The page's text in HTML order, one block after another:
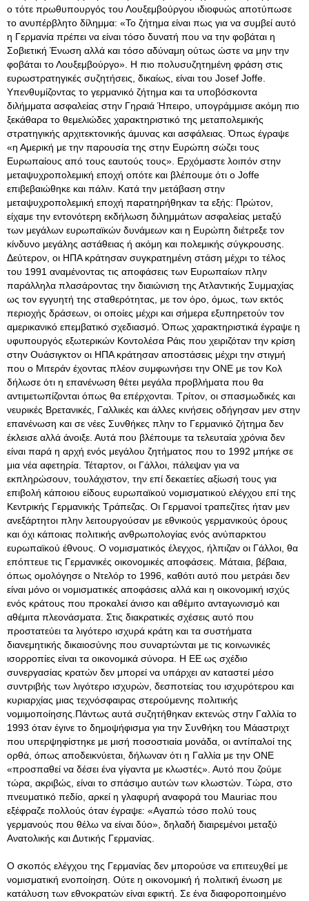
ο τότε πρωθυπουργός του Λουξεμβούργου ιδιοφυώς αποτύπωσε
το ανυπέρβλητο δίλημμα: «Το ζήτημα είναι πως για να συμβεί αυτό
η Γερμανία πρέπει να είναι τόσο δυνατή που να την φοβάται η
Σοβιετική Ένωση αλλά και τόσο αδύναμη ούτως ώστε να μην την
φοβάται το Λουξεμβούργο». Η πιο πολυσυζητημένη φράση στις
ευρωστρατηγικές συζητήσεις, δικαίως, είναι του Josef Joffe.
Υπενθυμίζοντας το γερμανικό ζήτημα και τα υποβόσκοντα
διλήμματα ασφαλείας στην Γηραιά Ήπειρο, υπογράμμισε ακόμη πιο
ξεκάθαρα το θεμελιώδες χαρακτηριστικό της μεταπολεμικής
στρατηγικής αρχιτεκτονικής άμυνας και ασφάλειας. Όπως έγραψε
«η Αμερική με την παρουσία της στην Ευρώπη σώζει τους
Ευρωπαίους από τους εαυτούς τους». Ερχόμαστε λοιπόν στην
μεταψυχροπολεμική εποχή οπότε και βλέπουμε ότι ο Joffe
επιβεβαιώθηκε και πάλιν. Κατά την μετάβαση στην
μεταψυχροπολεμική εποχή παρατηρήθηκαν τα εξής: Πρώτον,
είχαμε την εντονότερη εκδήλωση διλημμάτων ασφαλείας μεταξύ
των μεγάλων ευρωπαϊκών δυνάμεων και η Ευρώπη διέτρεξε τον
κίνδυνο μεγάλης αστάθειας ή ακόμη και πολεμικής σύγκρουσης.
Δεύτερον, οι ΗΠΑ κράτησαν συγκρατημένη στάση μέχρι το τέλος
του 1991 αναμένοντας τις αποφάσεις των Ευρωπαίων πλην
παράλληλα πλασάροντας την διαιώνιση της Ατλαντικής Συμμαχίας
ως τον εγγυητή της σταθερότητας, με τον όρο, όμως, των εκτός
περιοχής δράσεων, οι οποίες μέχρι και σήμερα εξυπηρετούν τον
αμερικανικό επεμβατικό σχεδιασμό. Όπως χαρακτηριστικά έγραψε η
υφυπουργός εξωτερικών Κοντολέσα Ράις που χειριζόταν την κρίση
στην Ουάσιγκτον οι ΗΠΑ κράτησαν αποστάσεις μέχρι την στιγμή
που ο Μιτεράν έχοντας πλέον συμφωνήσει την ΟΝΕ με τον Κολ
δήλωσε ότι η επανένωση θέτει μεγάλα προβλήματα που θα
αντιμετωπίζονται όπως θα επέρχονται. Τρίτον, οι σπασμωδικές και
νευρικές Βρετανικές, Γαλλικές και άλλες κινήσεις οδήγησαν μεν στην
επανένωση και σε νέες Συνθήκες πλην το Γερμανικό ζήτημα δεν
έκλεισε αλλά άνοιξε. Αυτά που βλέπουμε τα τελευταία χρόνια δεν
είναι παρά η αρχή ενός μεγάλου ζητήματος που το 1992 μπήκε σε
μια νέα αφετηρία. Τέταρτον, οι Γάλλοι, πάλεψαν για να
εκπληρώσουν, τουλάχιστον, την επί δεκαετίες αξίωσή τους για
επιβολή κάποιου είδους ευρωπαϊκού νομισματικού ελέγχου επί της
Κεντρικής Γερμανικής Τράπεζας. Οι Γερμανοί τραπεζίτες ήταν μεν
ανεξάρτητοι πλην λειτουργούσαν με εθνικούς γερμανικούς όρους
και όχι κάποιας πολιτικής ανθρωπολογίας ενός ανύπαρκτου
ευρωπαϊκού έθνους. Ο νομισματικός έλεγχος, ήλπιζαν οι Γάλλοι, θα
επόπτευε τις Γερμανικές οικονομικές αποφάσεις. Μάταια, βέβαια,
όπως ομολόγησε ο Ντελόρ το 1996, καθότι αυτό που μετράει δεν
είναι μόνο οι νομισματικές αποφάσεις αλλά και η οικονομική ισχύς
ενός κράτους που προκαλεί άνισο και αθέμιτο ανταγωνισμό και
αθέμιτα πλεονάσματα. Στις διακρατικές σχέσεις αυτό που
προστατεύει τα λιγότερο ισχυρά κράτη και τα συστήματα
διανεμητικής δικαιοσύνης που συναρτώνται με τις κοινωνικές
ισορροπίες είναι τα οικονομικά σύνορα. Η ΕΕ ως σχέδιο
συνεργασίας κρατών δεν μπορεί να υπάρχει αν καταστεί μέσο
συντριβής των λιγότερο ισχυρών, δεσποτείας του ισχυρότερου και
κυριαρχίας μιας τεχνόσφαιρας στερούμενης πολιτικής
νομιμοποίησης.Πάντως αυτά συζητήθηκαν εκτενώς στην Γαλλία το
1993 όταν έγινε το δημοψήφισμα για την Συνθήκη του Μάαστριχτ
που υπερψηφίστηκε με μισή ποσοστιαία μονάδα, οι αντίπαλοί της
ορθά, όπως αποδεικνύεται, δήλωναν ότι η Γαλλία με την ΟΝΕ
«προσπαθεί να δέσει ένα γίγαντα με κλωστές». Αυτό που ζούμε
τώρα, ακριβώς, είναι το σπάσιμο αυτών των κλωστών. Τώρα, στο
πνευματικό πεδίο, αρκεί η γλαφυρή αναφορά του Mauriac που
εξέφραζε πολλούς όταν έγραψε: «Αγαπώ τόσο πολύ τους
γερμανούς που θέλω να είναι δύο», δηλαδή διαιρεμένοι μεταξύ
Ανατολικής και Δυτικής Γερμανίας.
Ο σκοπός ελέγχου της Γερμανίας δεν μπορούσε να επιτευχθεί με
νομισματική ενοποίηση. Ούτε η οικονομική ή πολιτική ένωση με
κατάλυση των εθνοκρατών είναι εφικτή. Σε ένα διαφοροποιημένο